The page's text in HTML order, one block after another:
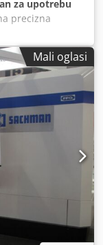
za upotrebu
precizna
1750 o/min,
glave:
hod: 0
i križnog stola:
30 mm, maks.
glodala: 25
240 mm, maks.
200 mm/340
X/Y/Z: cca.
kg.
na licu
Mali oglasi